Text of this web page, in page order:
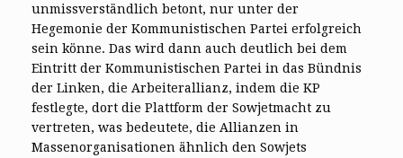
unmissverständlich betont, nur unter der
Hegemonie der Kommunistischen Partei erfolgreich
sein könne. Das wird dann auch deutlich bei dem
Eintritt der Kommunistischen Partei in das Bündnis
der Linken, die Arbeiterallianz, indem die KP
festlegte, dort die Plattform der Sowjetmacht zu
vertreten, was bedeutete, die Allianzen in
Massenorganisationen ähnlich den Sowjets